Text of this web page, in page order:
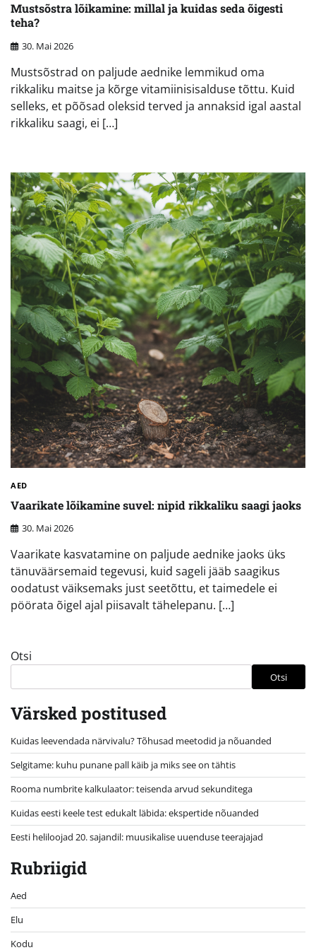
Mustsõstra lõikamine: millal ja kuidas seda õigesti
teha?
30. Mai 2026
Mustsõstrad on paljude aednike lemmikud oma
rikkaliku maitse ja kõrge vitamiinisisalduse tõttu. Kuid
selleks, et põõsad oleksid terved ja annaksid igal aastal
rikkaliku saagi, ei […]
AED
Vaarikate lõikamine suvel: nipid rikkaliku saagi jaoks
30. Mai 2026
Vaarikate kasvatamine on paljude aednike jaoks üks
tänuväärsemaid tegevusi, kuid sageli jääb saagikus
oodatust väiksemaks just seetõttu, et taimedele ei
pöörata õigel ajal piisavalt tähelepanu. […]
Otsi
Otsi
Värsked postitused
Kuidas leevendada närvivalu? Tõhusad meetodid ja nõuanded
Selgitame: kuhu punane pall käib ja miks see on tähtis
Rooma numbrite kalkulaator: teisenda arvud sekunditega
Kuidas eesti keele test edukalt läbida: ekspertide nõuanded
Eesti heliloojad 20. sajandil: muusikalise uuenduse teerajajad
Rubriigid
Aed
Elu
Kodu